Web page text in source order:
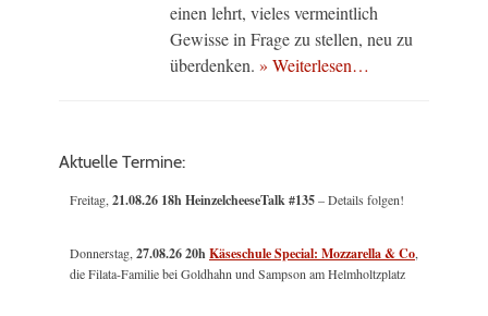
einen lehrt, vieles vermeintlich
Gewisse in Frage zu stellen, neu zu
überdenken. » Weiterlesen…
Aktuelle Termine:
Freitag,21.08.26 18h HeinzelcheeseTalk #135– Details folgen!
Donnerstag,27.08.26 20hKäseschule Special: Mozzarella & Co,
die Filata-Familie bei Goldhahn und Sampson am Helmholtzplatz